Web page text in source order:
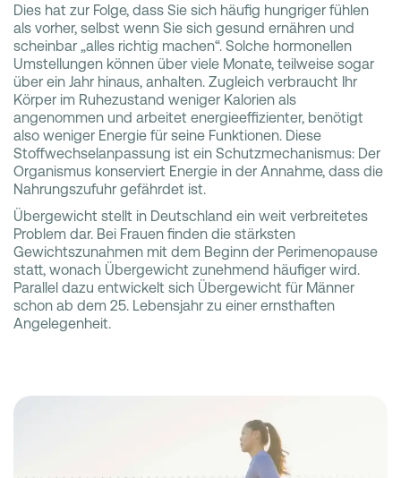
Dies hat zur Folge, dass Sie sich häufig hungriger fühlen
als vorher, selbst wenn Sie sich gesund ernähren und
scheinbar „alles richtig machen“. Solche hormonellen
Umstellungen können über viele Monate, teilweise sogar
über ein Jahr hinaus, anhalten. Zugleich verbraucht Ihr
Körper im Ruhezustand weniger Kalorien als
angenommen und arbeitet energieeffizienter, benötigt
also weniger Energie für seine Funktionen. Diese
Stoffwechselanpassung ist ein Schutzmechanismus: Der
Organismus konserviert Energie in der Annahme, dass die
Nahrungszufuhr gefährdet ist.
Übergewicht stellt in Deutschland ein weit verbreitetes
Problem dar. Bei Frauen finden die stärksten
Gewichtszunahmen mit dem Beginn der Perimenopause
statt, wonach Übergewicht zunehmend häufiger wird.
Parallel dazu entwickelt sich Übergewicht für Männer
schon ab dem 25. Lebensjahr zu einer ernsthaften
Angelegenheit.